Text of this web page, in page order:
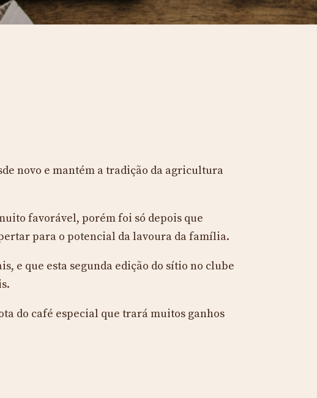
novo e mantém a tradição da agricultura
favorável, porém foi só depois que
para o potencial da lavoura da família.
e que esta segunda edição do sítio no clube
do café especial que trará muitos ganhos